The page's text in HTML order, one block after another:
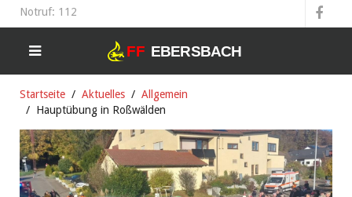
Notruf: 112
Startseite Aktuelles
Allgemein
Hauptübung in Roßwälden